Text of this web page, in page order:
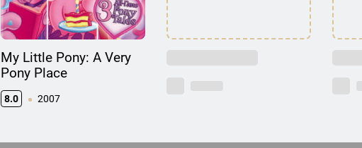
My Little Pony: A Very
Pony Place
8.0 2007